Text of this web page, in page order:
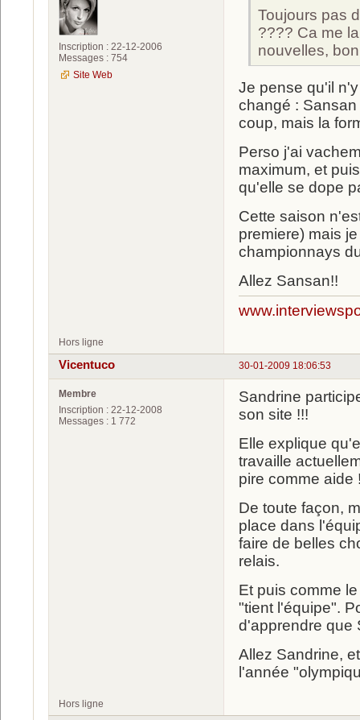
Inscription : 22-12-2006
Messages : 754
Site Web
Toujours pas
???? Ca me
nouvelles,
Je pense qu'il
changé :
coup, mais la
Perso j'ai
maximum, et
qu'elle se dope
Cette saison
premiere) mais
championnays
Allez Sansan!!
Hors ligne
30-01-2009 18:06:53
Vicentuco
Membre
Inscription : 22-12-2008
Messages : 1 772
Sandrine
son site !!!
Elle explique
travaille
pire comme aide
De toute façon,
place dans
faire de belles
relais.
Et puis comme
"tient l'équipe".
d'apprendre que
Allez Sandrine,
l'année
Hors ligne